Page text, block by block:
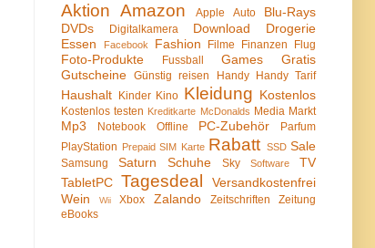
Aktion Amazon Apple Auto
Blu-Rays
DVDs
Digitalkamera Download
Drogerie
Essen
Facebook Fashion Filme Finanzen Flug
Foto-Produkte Fussball Games
Gratis
Gutscheine Günstig reisen Handy Handy Tarif
Haushalt Kinder Kino Kleidung Kostenlos
Kostenlos testen Kreditkarte McDonalds Media Markt
Mp3 Notebook Offline PC-Zubehör
Parfum
PlayStation Prepaid SIM Karte Rabatt SSD Sale
Samsung Saturn Schuhe Sky Software
TV
TabletPC Tagesdeal
Versandkostenfrei
Wein
Wii Xbox Zalando Zeitschriften
Zeitung
eBooks